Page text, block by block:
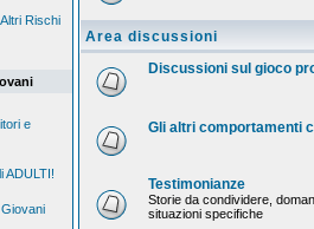
Rischi
e
ADULTI!
Area discussioni
Discussioni sul gioco
Gli altri comportamenti
Testimonianze
Storie da condividere,
situazioni specifiche